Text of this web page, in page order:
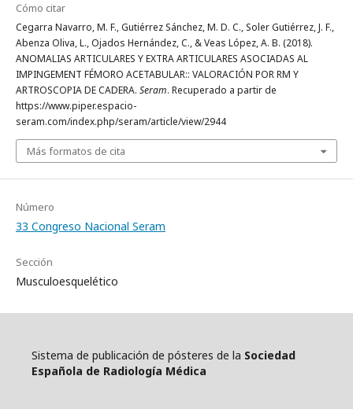
Cómo citar
Cegarra Navarro, M. F., Gutiérrez Sánchez, M. D. C., Soler Gutiérrez, J. F.,
Abenza Oliva, L., Ojados Hernández, C., & Veas López, A. B. (2018).
ANOMALIAS ARTICULARES Y EXTRA ARTICULARES ASOCIADAS AL
IMPINGEMENT FÉMORO ACETABULAR:: VALORACIÓN POR RM Y
ARTROSCOPIA DE CADERA. Seram. Recuperado a partir de
https://www.piper.espacio-
seram.com/index.php/seram/article/view/2944
Más formatos de cita
Número
33 Congreso Nacional Seram
Sección
Musculoesquelético
Sistema de publicación de pósteres de la Sociedad
Española de Radiología Médica